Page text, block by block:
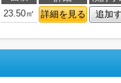
23.50㎡ 詳細を見る 追加